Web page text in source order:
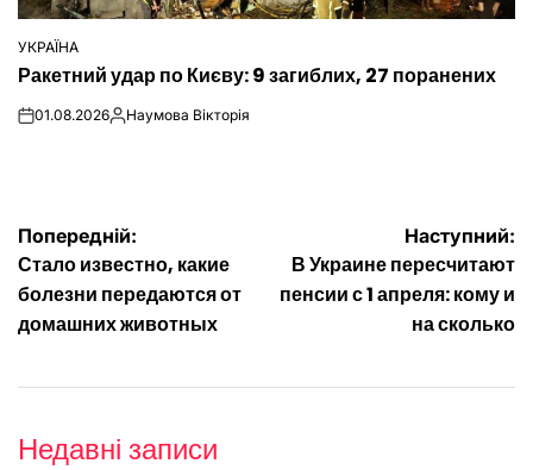
ОПУБЛІКУВАТИ
У
УКРАЇНА
Ракетний удар по Києву: 9 загиблих, 27 поранених
on01.08.2026Опубліковано
Наумова Вікторія
Навігація
записів
Попередній:
Стало известно, какие
болезни передаются от
домашних животных
Наступний:
В Украине пересчитают
пенсии с 1 апреля: кому и
на сколько
Недавні записи